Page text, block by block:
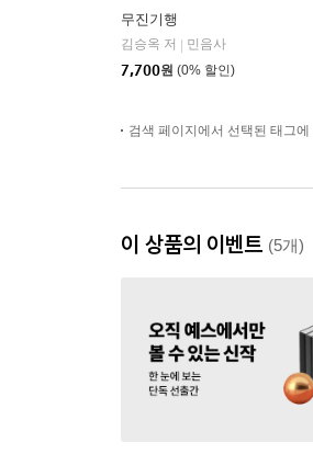
무진기행
김승옥 저 | 민음사
7,700원 (0% 할인)
검색 페이지에서 선택된 태그
이 상품의 이벤트 (5개)